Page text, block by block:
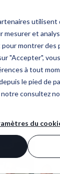
utilisent
mesurer et
montrer des
"Accepter",
à tout
le pied de
notreconsultez
du
Social